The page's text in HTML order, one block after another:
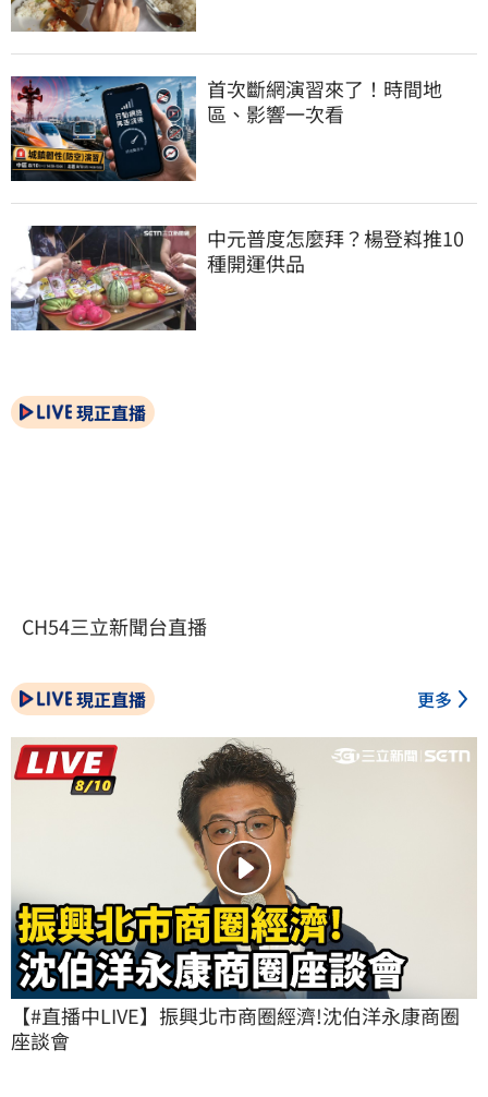
首次斷網演習來了！時間地
區、影響一次看
中元普度怎麼拜？楊登嵙推10
種開運供品
現正直播
CH54三立新聞台直播
現正直播 更多
【#直播中LIVE】振興北市商圈經濟!沈伯洋永康商圈
座談會